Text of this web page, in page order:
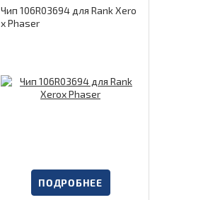
Чип 106R03694 для Rank Xero
x Phaser
ПОДРОБНЕЕ